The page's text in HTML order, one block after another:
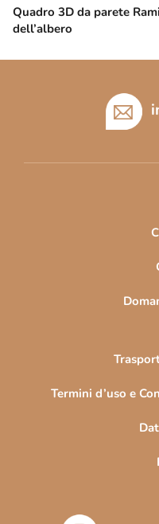
Quadro 3D da parete Rami
dell’albero
Termini d’uso e